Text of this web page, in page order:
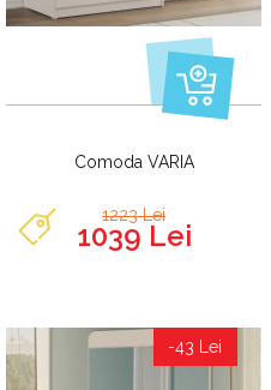
Comoda VARIA
1223 Lei
1039 Lei
-43 Lei